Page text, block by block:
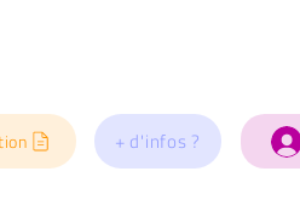
+ d'infos ?